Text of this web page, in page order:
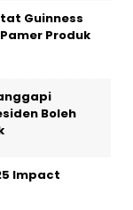
Guinness
Produk
Boleh
Impact